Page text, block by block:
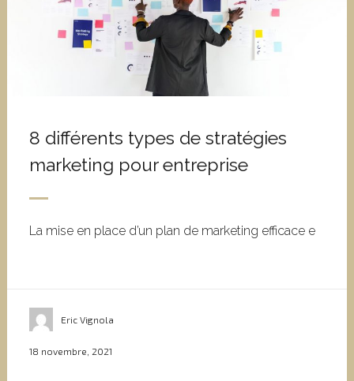
8 différents types de stratégies
marketing pour entreprise
La mise en place d’un plan de marketing efficace e
Eric Vignola
18 novembre, 2021